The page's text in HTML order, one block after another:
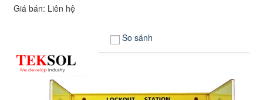
Giá bán: Liên hệ
So sánh